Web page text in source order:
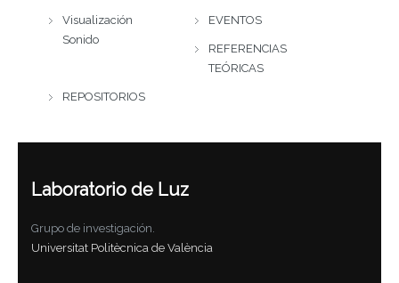
Visualización
Sonido
EVENTOS
REFERENCIAS
TEÓRICAS
REPOSITORIOS
Laboratorio de Luz
Grupo de investigación.
Universitat Politècnica de València